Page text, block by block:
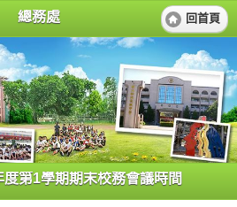
總務處 回首頁
第1學期期末校務會議時間